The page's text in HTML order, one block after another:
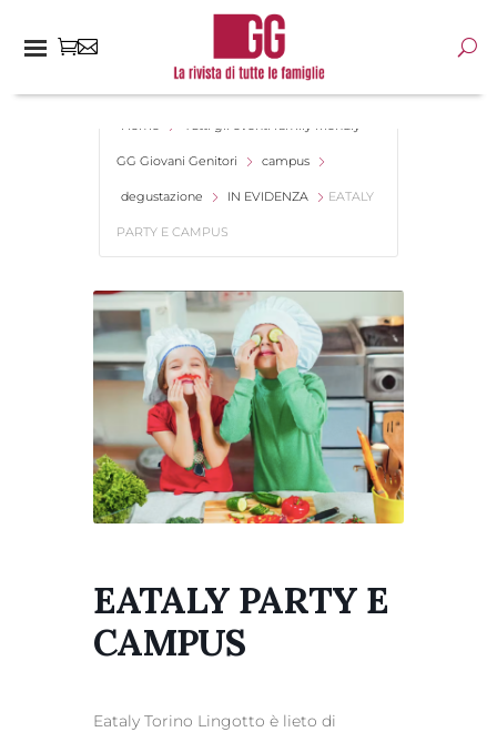
Home Tutti gli eventi family friendly -
GG Giovani Genitori campus
degustazione IN EVIDENZA EATALY
PARTY E CAMPUS
EATALY PARTY E
CAMPUS
Eataly Torino Lingotto è lieto di